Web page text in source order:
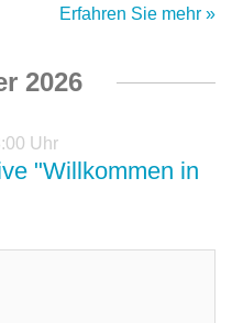
Erfahren Sie mehr »
2026
Uhr
"Willkommen in